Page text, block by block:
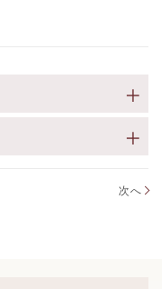
次へ